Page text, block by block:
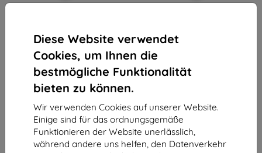
Diese Website verwendet
Cookies, um Ihnen die
bestmögliche Funktionalität
bieten zu können.
Wir verwenden Cookies auf unserer Website.
Einige sind für das ordnungsgemäße
Funktionieren der Website unerlässlich,
während andere uns helfen, den Datenverkehr
vom ganzen4.